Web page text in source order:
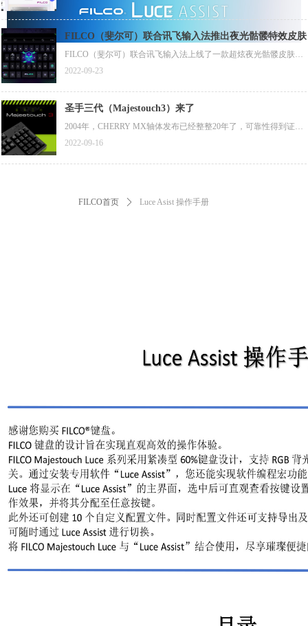
FILCO（斐尔可）联合讯飞输入法推出夜光骷髅特效皮肤
FILCO（斐尔可）联合讯飞输入法上线了一款超炫夜光骷髅皮肤，
斐尔可粉丝专属1分钱限时兑换活动正在进行中（此款皮肤原价12
示方法进行兑换。（兑换码链接在图片下方，目前1分钱兑换活动
仅支持安卓平台）
2022-09-23
圣手三代（Majestouch3）来了
2004年，CHERRY MX轴体发布已经整整20年了，可靠性得到证
实，评价也越来越高，但在世界范围内，采用CHERRY MX轴体的
h）键盘诞生了，其搭载了德国CHERRY公司的MX轴体，作为斐尔
2022-09-16
FILCO首页 ꄲ Luce Asist 操作手册